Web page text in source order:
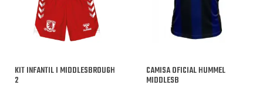
KIT INFANTIL I MIDDLESBROUGH
2
CAMISA OFICIAL HUMMEL
MIDDLESB